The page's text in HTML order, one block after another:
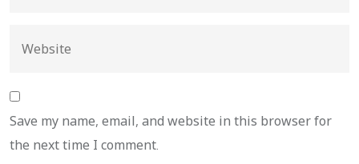
Save my name, email, and website in this browser for
the next time I comment.